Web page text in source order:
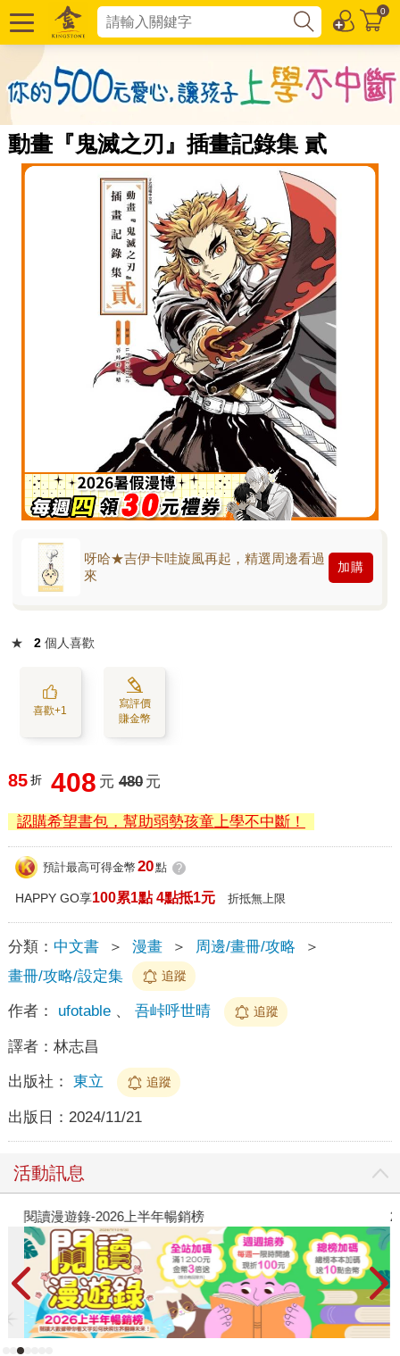
0
動畫『鬼滅之刃』插畫記錄集 貳
呀哈★吉伊卡哇旋風再起，精選周邊看過
來
加購
★ 2 個人喜歡
喜歡+1
寫評價
賺金幣
85 折 408 元 480 元
認購希望書包，幫助弱勢孩童上學不中斷！
預計最高可得金幣 20點 ?
HAPPY GO享100累1點 4點抵1元 折抵無上限
分類： 中文書 ＞ 漫畫 ＞ 周邊/畫冊/攻略
＞
畫冊/攻略/設定集
追蹤
作者： ufotable、 吾峠呼世晴 追蹤
譯者： 林志昌
出版社： 東立 追蹤
出版日： 2024/11/21
活動訊息
閱讀漫遊錄-2026上半年暢銷榜